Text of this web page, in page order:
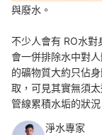
與廢水。
不少人會有 RO水
會一併排除水中對
的礦物質大約只佔
取，可見其實無須
管線累積水垢的狀
淨水專家